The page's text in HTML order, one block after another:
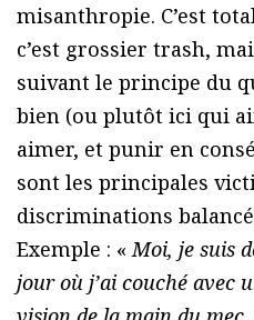
misanthropie. C’est
c’est grossier trash,
suivant le principe du
bien (ou plutôt ici qui
aimer, et punir en
sont les principales
discriminations
Exemple : « Moi, je suis
jour où j’ai couché avec